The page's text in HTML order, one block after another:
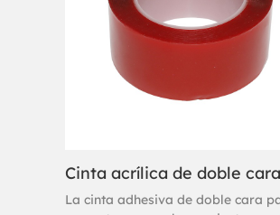
Cinta acrílica de doble cara
La cinta adhesiva de doble cara